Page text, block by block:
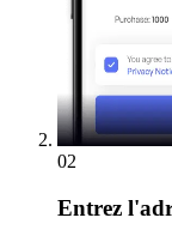
02
Entrez